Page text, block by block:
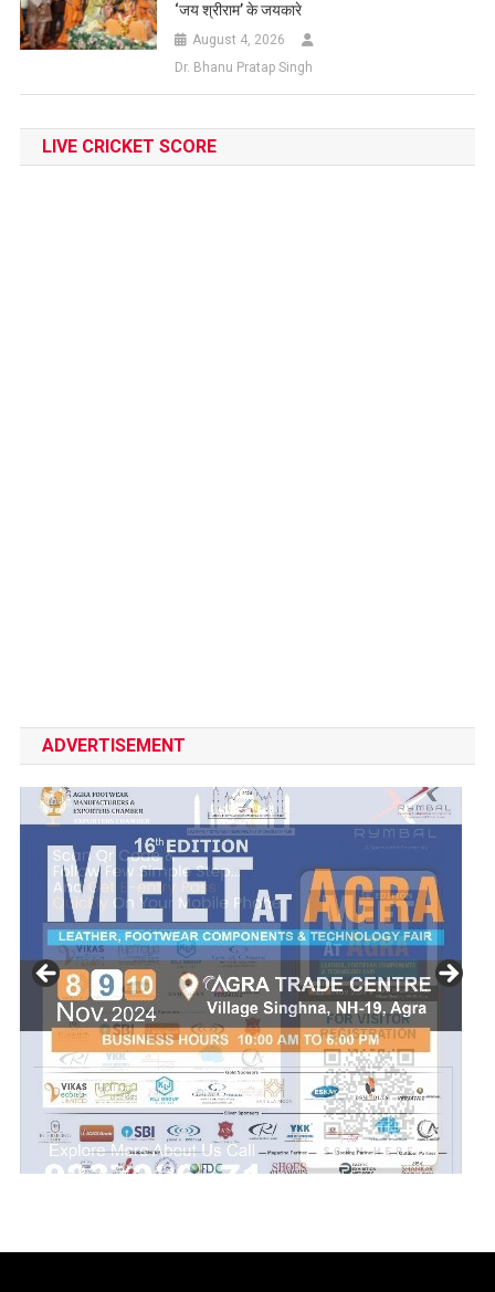
‘जय श्रीराम’ के जयकारे
August 4, 2026
Dr. Bhanu Pratap Singh
LIVE CRICKET SCORE
ADVERTISEMENT